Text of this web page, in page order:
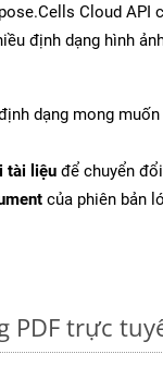
Cloud API
định dạng hình
dạng mong
tài liệu để chuyển
của phiên bản
PDF trực